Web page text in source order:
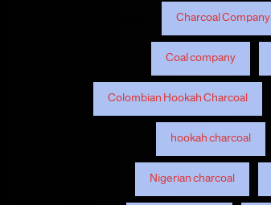
Charcoal Company
Coal company
Colombian Hookah Charcoal
hookah charcoal
Nigerian charcoal